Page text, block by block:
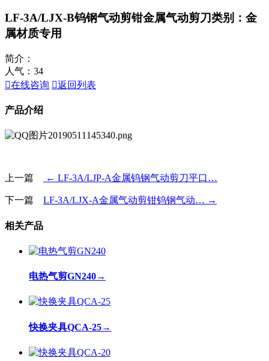
LF-3A/LJX-B钨钢气动剪钳金属气动剪刀类别：金
属材质专用
简介：
人气： 34
在线咨询 返回列表
产品介绍
上一篇 ← LF-3A/LJP-A金属钨钢气动剪刀平口…
下一篇 LF-3A/LJX-A金属气动剪钳钨钢气动… →
相关产品
电热气剪GN240→
快换夹具QCA-25→